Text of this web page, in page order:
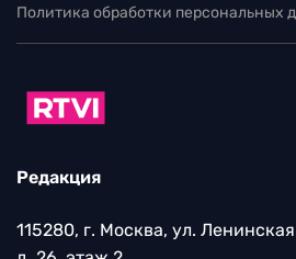
Политика обработки персональных
Редакция
115280, г. Москва, ул.